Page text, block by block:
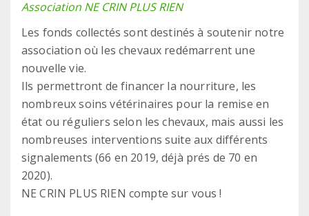
Association NE CRIN PLUS RIEN
Les fonds collectés sont destinés à soutenir notre
association où les chevaux redémarrent une
nouvelle vie.
Ils permettront de financer la nourriture, les
nombreux soins vétérinaires pour la remise en
état ou réguliers selon les chevaux, mais aussi les
nombreuses interventions suite aux différents
signalements (66 en 2019, déjà prés de 70 en
2020).
NE CRIN PLUS RIEN compte sur vous !